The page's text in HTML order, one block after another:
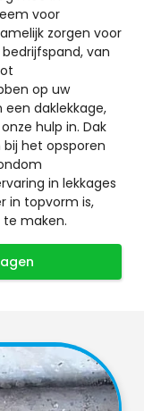
voor
zorgen voor
van
op uw
een daklekkage,
hulp in. Dak
bij het opsporen
in lekkages
in topvorm is,
maken.